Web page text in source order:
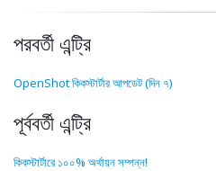
পরবর্তী এন্ট্রি
OpenShot কিকস্টার্টার আপডেট (দিন ৭)
পূর্ববর্তী এন্ট্রি
কিকস্টার্টারে ১০০% অর্থায়ন সম্পন্ন!